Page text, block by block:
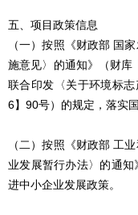
五、项目政策信息
（一）按照《财政部 国
施意见〉的通知》（财库
联合印发〈关于环境标
6】90号）的规定，落实
（二）按照《财政部 工
业发展暂行办法〉的通
进中小企业发展政策。